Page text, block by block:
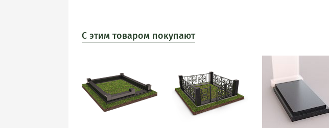
С этим товаром покупают